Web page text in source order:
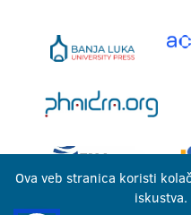
Ova veb stranica koristi
iskustva.